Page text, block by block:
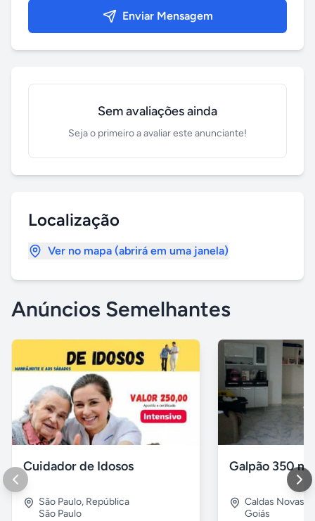
Enviar Mensagem
Sem avaliações ainda
Seja o primeiro a avaliar este anunciante!
Localização
Ver no mapa (abrirá em uma janela)
Anúncios Semelhantes
Cuidador de Idosos
São Paulo, República
São Paulo
Galpão 350
Caldas Novas
Goiás